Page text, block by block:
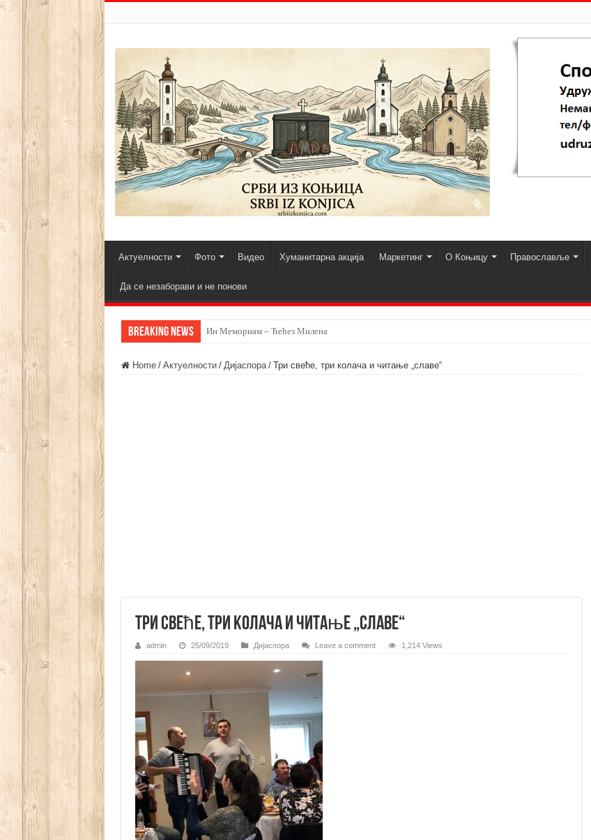
Актуелности Фото Видео Хуманитарна акција Маркетинг О Коњицу Православље
Да се незаборави и не понови
Breaking News Чичево 2026. (фото)
Home / Актуелности / Дијаспора / Три свеће, три колача и читање „славе“
Три свеће, три колача и читање „славе“
admin 25/09/2019 Дијаспора Leave a comment 1,214 Views